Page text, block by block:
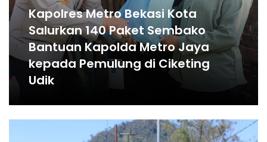
Kapolres Metro Bekasi Kota
Salurkan 140 Paket Sembako
Bantuan Kapolda Metro Jaya
kepada Pemulung di Ciketing
Udik